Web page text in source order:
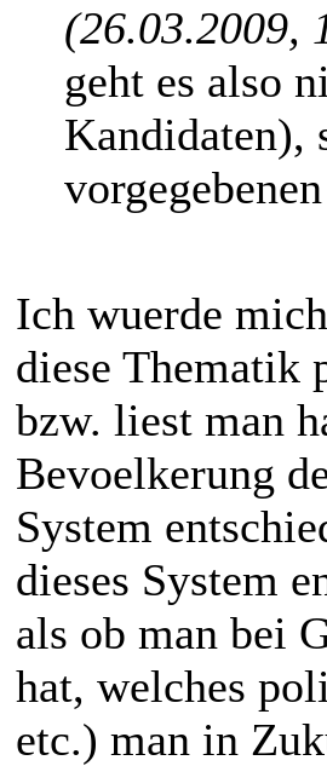
(26.03.2009,
geht es also
Kandidaten),
Ich wuerde
diese Thematik
bzw. liest man
Bevoelkerung
System
dieses System
als ob man bei
hat, welches
etc.) man in